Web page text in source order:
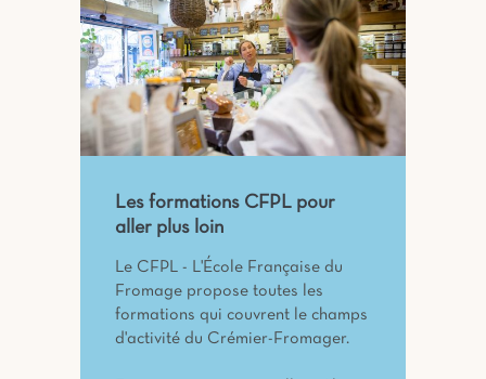
Les formations CFPL pour
aller plus loin
Le CFPL - L'École Française du
Fromage propose toutes les
formations qui couvrent le champs
d'activité du Crémier-Fromager.